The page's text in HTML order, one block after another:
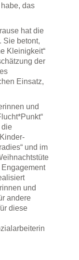
das
hat die
Sie betont,
Kleinigkeit“
der
Einsatz,
und
die
und im
Engagement
und
andere
diese